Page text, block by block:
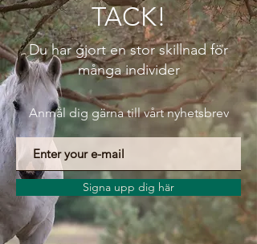
TACK!
Du har gjort en stor skillnad för
många individer
Anmäl dig gärna till vårt nyhetsbrev
Signa upp dig här